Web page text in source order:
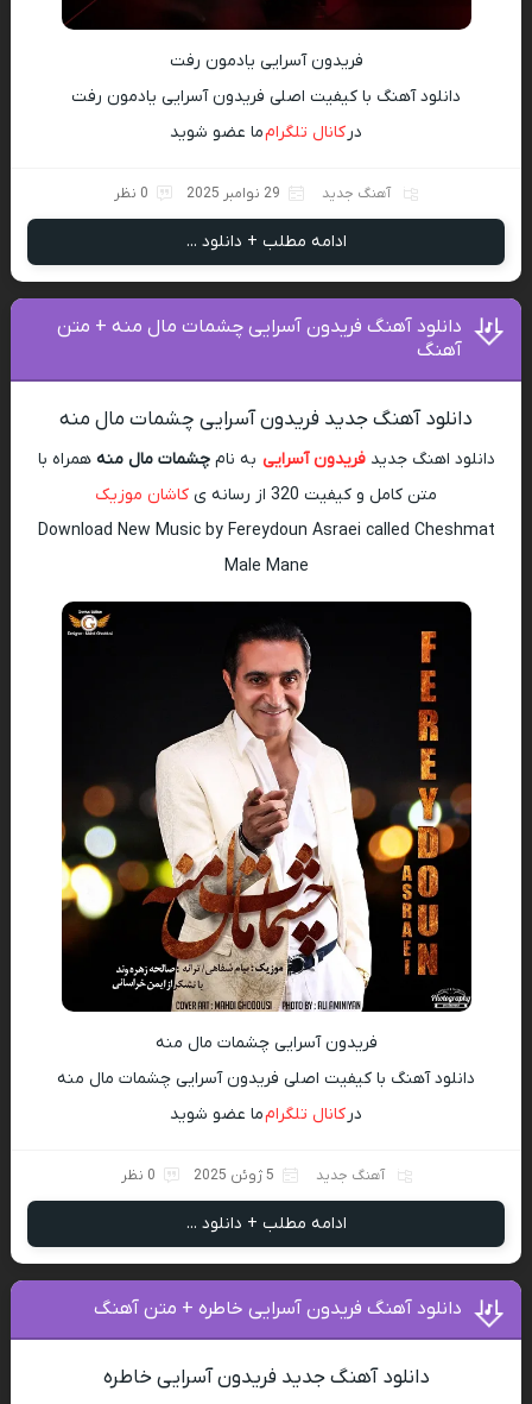
فریدون آسرایی یادمون رفت
دانلود آهنگ با کیفیت اصلی فریدون آسرایی یادمون رفت
درکانال تلگرامما عضو شوید
آهنگ جدید 29 نوامبر 2025 0 نظر
ادامه مطلب + دانلود ...
دانلود آهنگ فریدون آسرایی چشمات مال منه + متن
آهنگ
دانلود آهنگ جدید فریدون آسرایی چشمات مال منه
دانلود اهنگ جدیدفریدون آسرایی به نامچشمات مال منه همراه با
متن کامل و کیفیت 320 از رسانه ی
کاشان موزیک
Download New Music by Fereydoun Asraei called Cheshmat
Male Mane
فریدون آسرایی چشمات مال منه
دانلود آهنگ با کیفیت اصلی فریدون آسرایی چشمات مال منه
درکانال تلگرامما عضو شوید
آهنگ جدید 5 ژوئن 2025 0 نظر
ادامه مطلب + دانلود ...
دانلود آهنگ فریدون آسرایی خاطره + متن آهنگ
دانلود آهنگ جدید فریدون آسرایی خاطره